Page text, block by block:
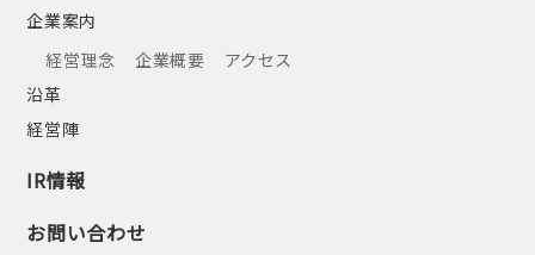
企業案内
経営理念
企業概要
アクセス
沿革
経営陣
IR情報
お問い合わせ